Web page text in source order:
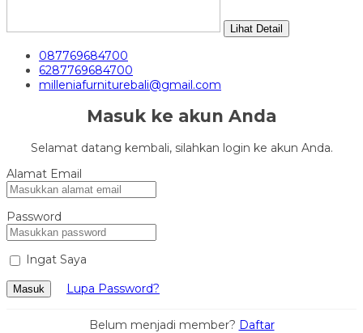
Lihat Detail
087769684700
6287769684700
milleniafurniturebali@gmail.com
Masuk ke akun Anda
Selamat datang kembali, silahkan login ke akun Anda.
Alamat Email
Password
Ingat Saya
Masuk Lupa Password?
Belum menjadi member? Daftar